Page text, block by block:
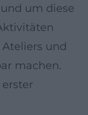
um diese
und
machen.